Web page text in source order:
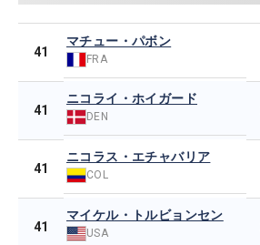
41
マチュー・パボン
FRA
41
ニコライ・ホイガード
DEN
41
ニコラス・エチャバリア
COL
41
マイケル・トルビョンセン
USA